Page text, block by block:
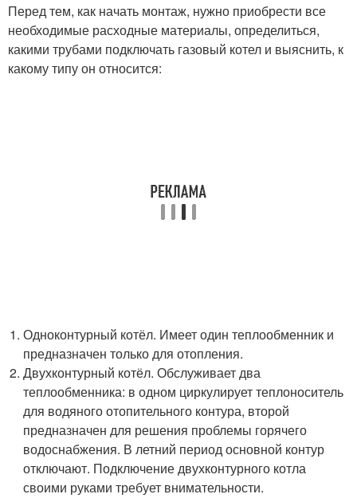
Перед тем, как начать монтаж, нужно приобрести все
необходимые расходные материалы, определиться,
какими трубами подключать газовый котел и выяснить, к
какому типу он относится:
Одноконтурный котёл. Имеет один теплообменник и
предназначен только для отопления.
Двухконтурный котёл. Обслуживает два
теплообменника: в одном циркулирует теплоноситель
для водяного отопительного контура, второй
предназначен для решения проблемы горячего
водоснабжения. В летний период основной контур
отключают. Подключение двухконтурного котла
своими руками требует внимательности.